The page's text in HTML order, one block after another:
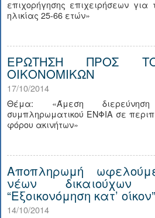
επιχορήγησης επιχειρήσεων
ηλικίας 25-66 ετών»
ΕΡΩΤΗΣΗ ΠΡΟΣ
ΟΙΚΟΝΟΜΙΚΩΝ
17/10/2014
Θέμα: «Άμεση διερεύνηση
συμπληρωματικού ΕΝΦΙΑ σε
φόρου ακινήτων»
Αποπληρωμή
νέων
“Εξοικονόμηση κατ’ οίκον”
14/10/2014